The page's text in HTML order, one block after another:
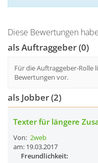
Diese Bewertungen
als Auftraggeber (0)
Für die Auftraggeber-Rolle
Bewertungen vor.
als Jobber (2)
Texter für längere
Von: 2web
am: 19.03.2017
Freundlichkeit: